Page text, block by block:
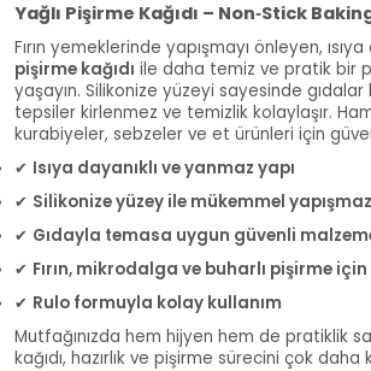
Yağlı Pişirme Kağıdı – Non‑Stick
Fırın yemeklerinde yapışmayı önleyen, ısıya
pişirme kağıdı ile daha temiz ve pratik bir
yaşayın. Silikonize yüzeyi sayesinde gıdalar
tepsiler kirlenmez ve temizlik kolaylaşır.
kurabiyeler, sebzeler ve et ürünleri için
✔ Isıya dayanıklı ve yanmaz yapı
✔ Silikonize yüzey ile mükemmel
✔ Gıdayla temasa uygun güvenli
✔ Fırın, mikrodalga ve buharlı pişirme
✔ Rulo formuyla kolay kullanım
Mutfağınızda hem hijyen hem de pratiklik
kağıdı, hazırlık ve pişirme sürecini çok